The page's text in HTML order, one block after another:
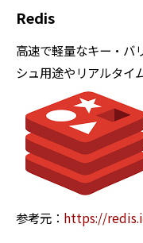
Redis
高速で軽量なキー・バ
シュ用途やリアルタイ
参考元： https://